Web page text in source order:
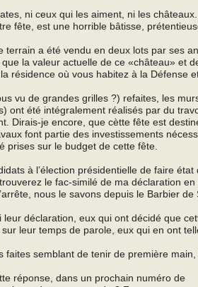
ni ceux qui les aiment, ni les
fête, est une horrible bâtisse,
a été vendu en deux lots par ses
la valeur actuelle de ce «château» et
résidence où vous habitez à la Défense
vu de grandes grilles ?) refaites, les
ont été intégralement réalisés par du
Dirais-je encore, que cètte fête est
font partie des investissements
prises sur le budget de cette fête.
à l’élection présidentielle de faire état
le fac-similé de ma déclaration en
nous le savons depuis le Barbier de
déclaration, eux qui ont décidé que
leur temps de parole, eux qui en ont
semblant de tenir de première main,
réponse, dans un prochain numéro de